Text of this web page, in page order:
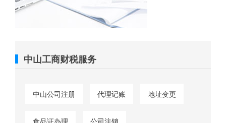
中山工商财税服务
中山公司注册 代理记账 地址变更
食品证办理 公司注销